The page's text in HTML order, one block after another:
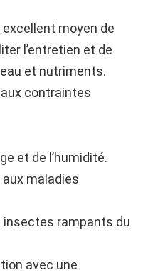
moyen de
l’entretien et de
et nutriments.
contraintes
et de l’humidité.
maladies
rampants du
avec une